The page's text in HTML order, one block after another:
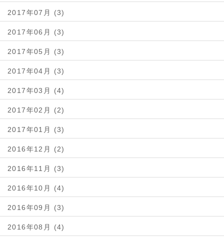
2017年07月 (3)
2017年06月 (3)
2017年05月 (3)
2017年04月 (3)
2017年03月 (4)
2017年02月 (2)
2017年01月 (3)
2016年12月 (2)
2016年11月 (3)
2016年10月 (4)
2016年09月 (3)
2016年08月 (4)